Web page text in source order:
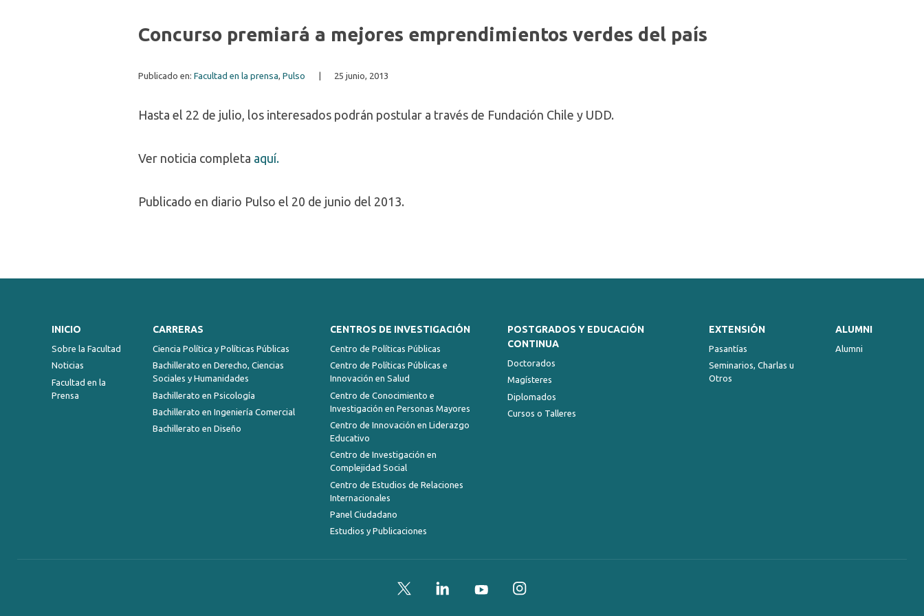
Concurso premiará a mejores emprendimientos verdes del país
Publicado en: Facultad en la prensa, Pulso 25 junio, 2013
Hasta el 22 de julio, los interesados podrán postular a través de Fundación Chile y UDD.
Ver noticia completa aquí.
Publicado en diario Pulso el 20 de junio del 2013.
INICIO
Sobre la Facultad
Noticias
Facultad en la
Prensa
CARRERAS
Ciencia Política y Políticas Públicas
Bachillerato en Derecho, Ciencias
Sociales y Humanidades
Bachillerato en Psicología
Bachillerato en Ingeniería Comercial
Bachillerato en Diseño
CENTROS DE INVESTIGACIÓN
Centro de Políticas Públicas
Centro de Políticas Públicas e
Innovación en Salud
Centro de Conocimiento e
Investigación en Personas Mayores
Centro de Innovación en Liderazgo
Educativo
Centro de Investigación en
Complejidad Social
Centro de Estudios de Relaciones
Internacionales
Panel Ciudadano
Estudios y Publicaciones
POSTGRADOS Y EDUCACIÓN
CONTINUA
Doctorados
Magísteres
Diplomados
Cursos o Talleres
EXTENSIÓN
Pasantías
Seminarios, Charlas u
Otros
ALUMNI
Alumni
Twitter LinkedInYouTubeInstagram